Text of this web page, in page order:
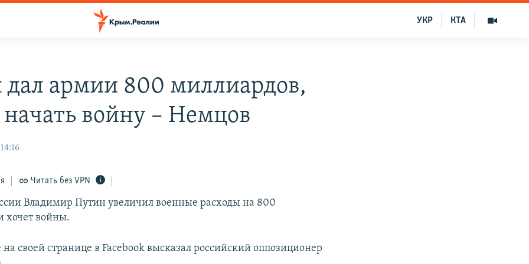
КТА
УКР
армии 800 миллиардов,
войну – Немцов
Читать без VPN
Владимир Путин увеличил военные расходы на 800
хочет войны.
своей странице в Facebook высказал российский оппозиционер